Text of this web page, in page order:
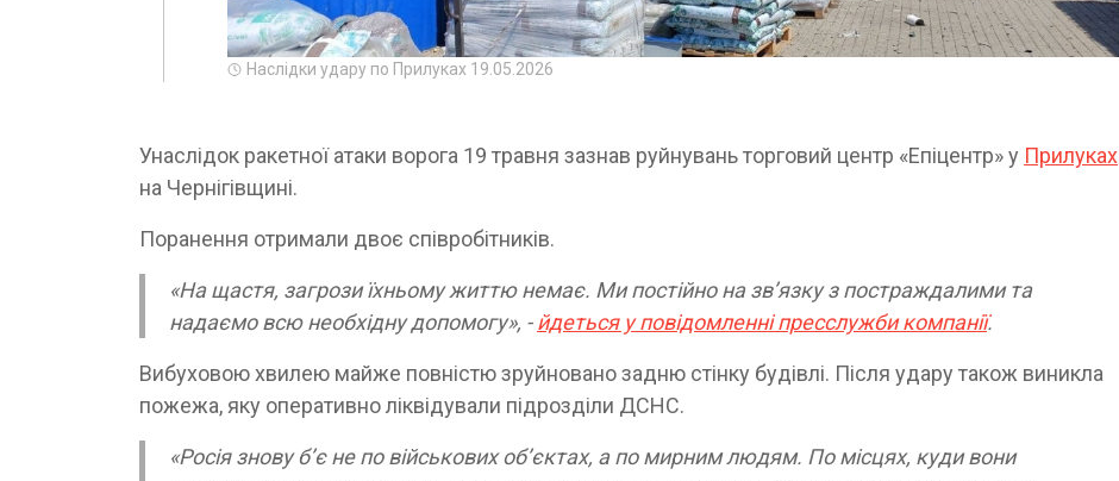
Наслідки удару по Прилуках 19.05.2026
Унаслідок ракетної атаки ворога 19 травня зазнав руйнувань торговий центр «Епіцентр» у Прилуках
на Чернігівщині.
Поранення отримали двоє співробітників.
«На щастя, загрози їхньому життю немає. Ми постійно на зв’язку з постраждалими та
надаємо всю необхідну допомогу», -йдеться у повідомленні пресслужби компанії.
Вибуховою хвилею майже повністю зруйновано задню стінку будівлі. Після удару також виникла
пожежа, яку оперативно ліквідували підрозділи ДСНС.
«Росія знову б’є не по військових об’єктах, а по мирним людям. По місцях, куди вони